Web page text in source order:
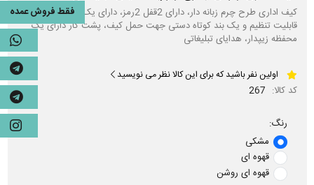
کیف اداری طرح چرم زبانه دار، دارای 2قفل 2رمز، دارای یک بند دوشی با
قابلیت تنظیم و یک بند کوتاه دستی جهت حمل کیف، پشت کار دارای یک
محفظه زیپدار، هدایای تبلیغاتی
اولین نفر باشید که برای این کالا نظر می نویسید
کد کالا: 267
رنگ:
مشکی
قهوه ای
قهوه ای روشن
فقط فروش عمده